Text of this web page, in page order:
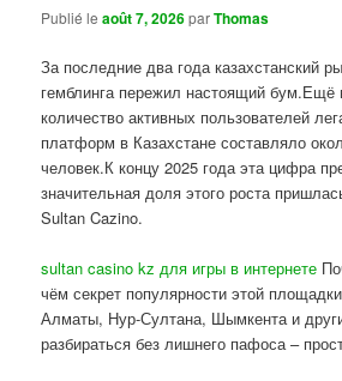
Publié leaoût 7, 2026parThomas
За последние два года казахстанский
гемблинга пережил настоящий бум.Ещё
количество активных пользователей
платформ в Казахстане составляло
человек.К концу 2025 года эта цифра
значительная доля этого роста
Sultan Cazino.
sultan casino kz для игры в интернете
чём секрет популярности этой
Алматы, Нур-Султана, Шымкента и
разбираться без лишнего пафоса –